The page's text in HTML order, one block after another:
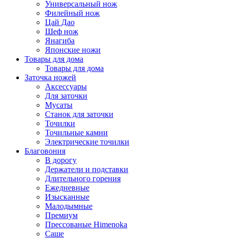
Универсальный нож
Филейный нож
Цай Дао
Шеф нож
Янагиба
Японские ножи
Товары для дома
Товары для дома
Заточка ножей
Аксессуары
Для заточки
Мусаты
Станок для заточки
Точилки
Точильные камни
Электрические точилки
Благовония
В дорогу
Держатели и подставки
Длительного горения
Ежедневные
Изысканные
Малодымные
Премиум
Прессованые Himenoka
Саше